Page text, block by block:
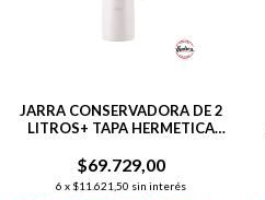
JARRA CONSERVADORA DE 2
LITROS+ TAPA HERMETICA
$69.729,00
6 x $11.621,50 sin interés